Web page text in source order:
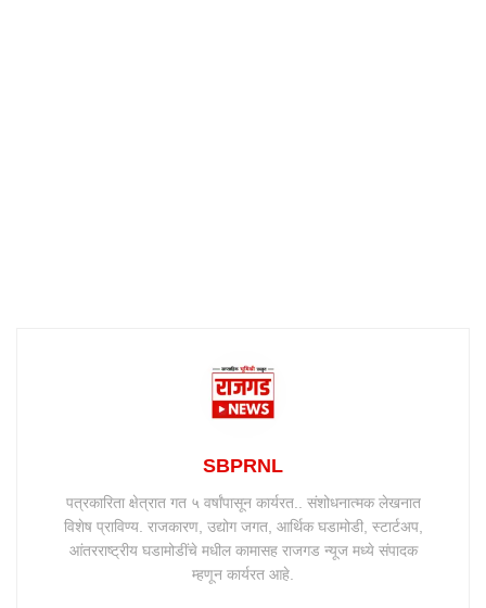
SBPRNL
पत्रकारिता क्षेत्रात गत ५ वर्षांपासून कार्यरत.. संशोधनात्मक लेखनात
विशेष प्राविण्य. राजकारण, उद्योग जगत, आर्थिक घडामोडी, स्टार्टअप,
आंतरराष्ट्रीय घडामोडींचे मधील कामासह राजगड न्यूज मध्ये संपादक
म्हणून कार्यरत आहे.